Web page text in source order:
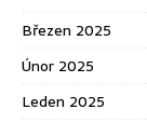
Březen 2025
Únor 2025
Leden 2025